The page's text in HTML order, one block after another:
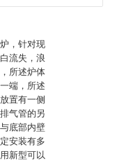
，针对现
流失，浪
所述炉体
端，所述
置有一侧
气管的另
底部内壁
安装有多
新型可以